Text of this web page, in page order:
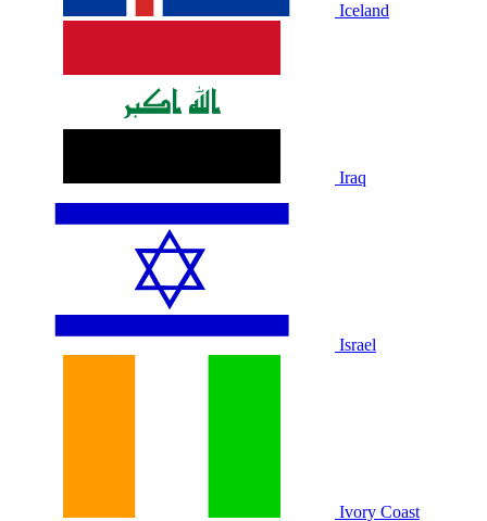
Iceland
Iraq
Israel
Ivory Coast